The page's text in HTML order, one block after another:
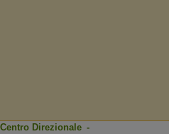
Direzionale -